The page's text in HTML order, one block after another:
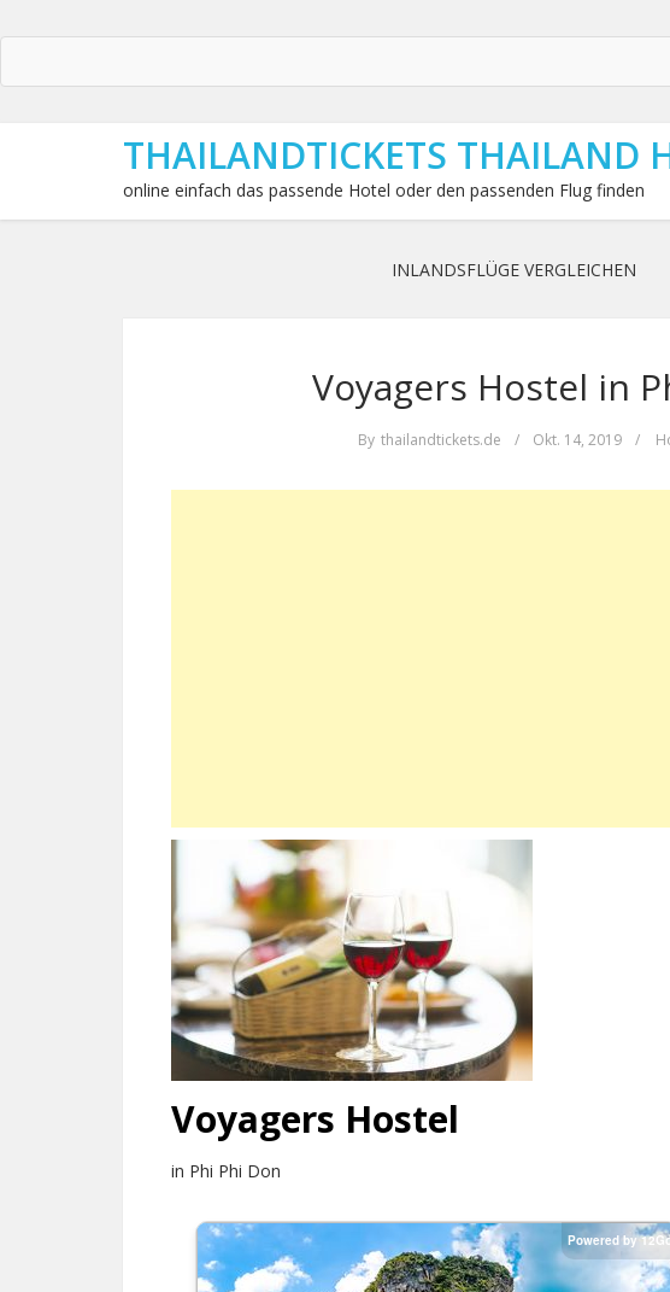
THAILANDTICKETS THAILAND
online einfach das passende Hotel oder den passenden Flug finden
INLANDSFLÜGE VERGLEICHEN
Voyagers Hostel in
By thailandtickets.de / Okt. 14, 2019 /
Voyagers Hostel
in Phi Phi Don